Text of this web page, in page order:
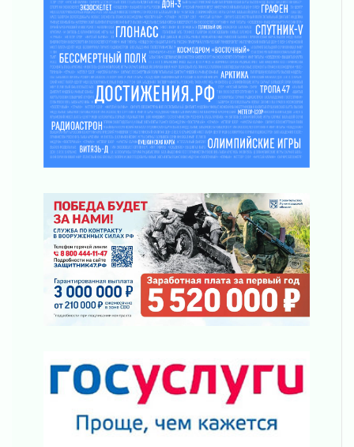
Ладога — не пруд
02 августа 2026
ПСК через Гослуслуги напомнит жителям
Ленинградской области о неоплаченных
счетах
02 августа 2026
Пропавшего подростка нашли в Кировском
районе Ленобласти
02 августа 2026
Жителям Ленобласти напомнили, как
02 августа 2026
В Ивангороде назвали новых почетных
граждан Ленинградской области
02 августа 2026
Готовность №1
02 августа 2026
Километровые столбы «Дороги жизни»
Ленобласть внедрила передовую подготовку
операторов БПЛА
В Ивангороде появилась «Избушка-
воробушка»